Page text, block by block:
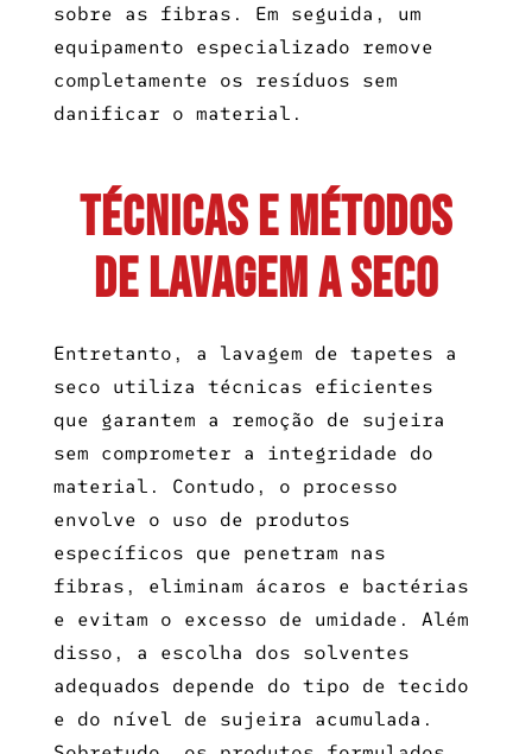
sobre as fibras. Em seguida, um
equipamento especializado remove
completamente os resíduos sem
danificar o material.
Técnicas e métodos
de lavagem a seco
Entretanto, a lavagem de tapetes a
seco utiliza técnicas eficientes
que garantem a remoção de sujeira
sem comprometer a integridade do
material. Contudo, o processo
envolve o uso de produtos
específicos que penetram nas
fibras, eliminam ácaros e bactérias
e evitam o excesso de umidade. Além
disso, a escolha dos solventes
adequados depende do tipo de tecido
e do nível de sujeira acumulada.